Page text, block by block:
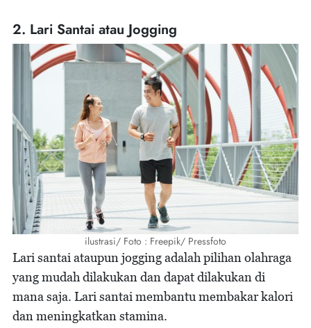
2. Lari Santai atau Jogging
ilustrasi/ Foto : Freepik/ Pressfoto
Lari santai ataupun jogging adalah pilihan olahraga
yang mudah dilakukan dan dapat dilakukan di
mana saja. Lari santai membantu membakar kalori
dan meningkatkan stamina.